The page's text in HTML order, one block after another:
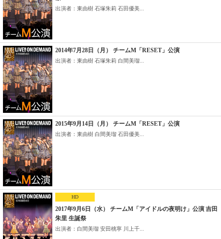
出演者：東由樹 石塚朱莉 石田優美...
2014年7月28日（月） チームM「RESET」公演
出演者：東由樹 石塚朱莉 白間美瑠...
2015年9月14日（月） チームM「RESET」公演
出演者：東由樹 白間美瑠 石田優美...
HD
2017年9月6日（水） チームM「アイドルの夜明け」公演 吉田
朱里 生誕祭
出演者：白間美瑠 安田桃寧 川上千...